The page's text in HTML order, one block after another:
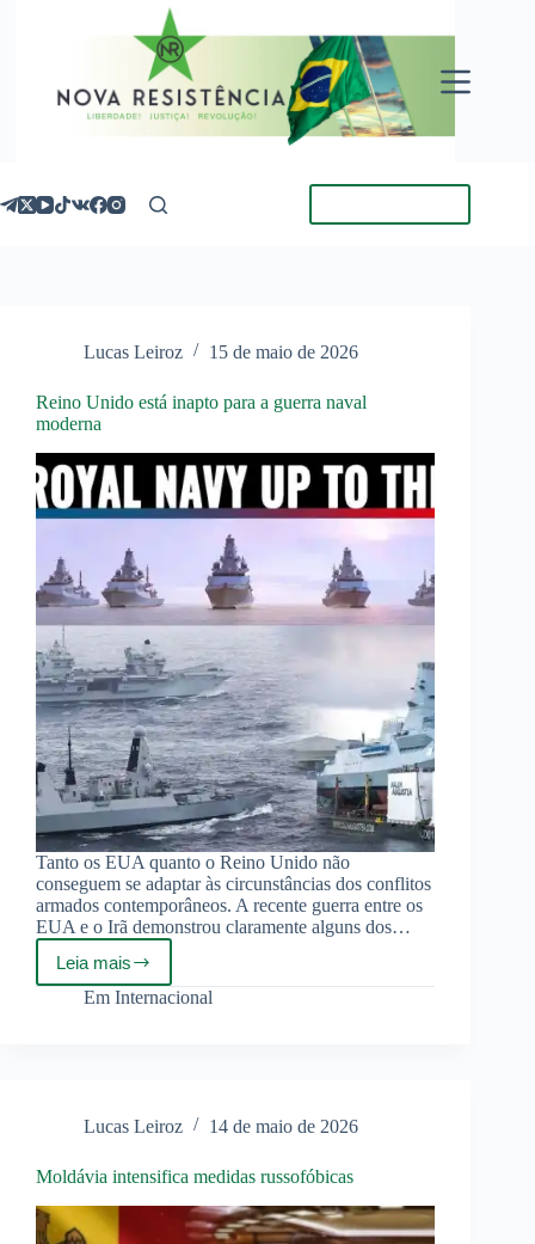
Lucas Leiroz 15 de maio de 2026
Reino Unido está inapto para a guerra naval
moderna
Tanto os EUA quanto o Reino Unido não
conseguem se adaptar às circunstâncias dos conflitos
armados contemporâneos. A recente guerra entre os
EUA e o Irã demonstrou claramente alguns dos…
Leia mais
Reino
Unido
moderna
Em Internacional
Lucas Leiroz 14 de maio de 2026
Moldávia intensifica medidas russofóbicas